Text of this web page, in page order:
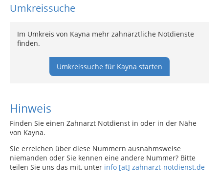
Umkreissuche
Im Umkreis von Kayna mehr zahnärztliche Notdienste
finden.
Umkreissuche für Kayna starten
Hinweis
Finden Sie einen Zahnarzt Notdienst in oder in der Nähe
von Kayna.
Sie erreichen über diese Nummern ausnahmsweise
niemanden oder Sie kennen eine andere Nummer? Bitte
teilen Sie uns das mit, unter info [at] zahnarzt-notdienst.de